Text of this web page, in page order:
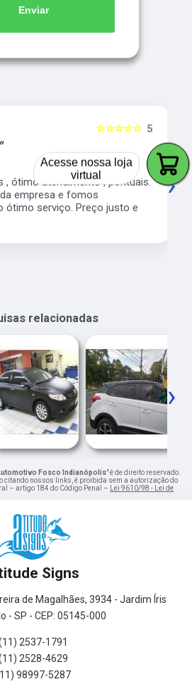
Enviar
5
☆☆☆☆☆
, ótimo atendimento , pontuais.
empresa e fomos
ótimo serviço. Preço justo e
›
relacionadas
›
Fosco Indianópolis" é de direito reservado.
citando nossos links, é proibida sem a autorização do
– artigo 184 do Código Penal –
Lei 9610/98 - Lei de
Signs
de Magalhães, 3934 - Jardim Íris
- SP - CEP: 05145-000
2537-1791
2528-4629
98997-5287
Acesse nossa loja
virtual